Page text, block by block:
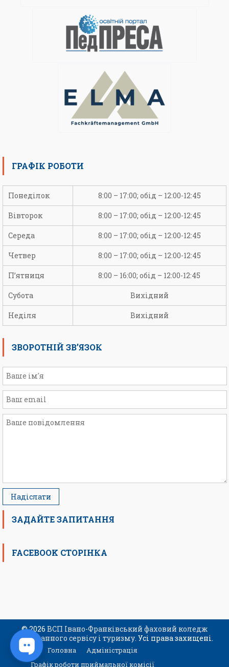
ГРАФІК РОБОТИ
Понеділок 8:00 – 17:00; обід – 12:00-12:45
Вівторок 8:00 – 17:00; обід – 12:00-12:45
Середа 8:00 – 17:00; обід – 12:00-12:45
Четвер 8:00 – 17:00; обід – 12:00-12:45
П’ятниця 8:00 – 16:00; обід – 12:00-12:45
Субота Вихідний
Неділя Вихідний
ЗВОРОТНІЙ ЗВ’ЯЗОК
ЗАДАЙТЕ ЗАПИТАННЯ
FACEBOOK СТОРІНКА
© 2026 ВСП Івано-Франківський фаховий коледж
ресторанного сервісу і туризму. Усі права захищені.
Головна
Адміністрація
Графік роботи приймальної комісії